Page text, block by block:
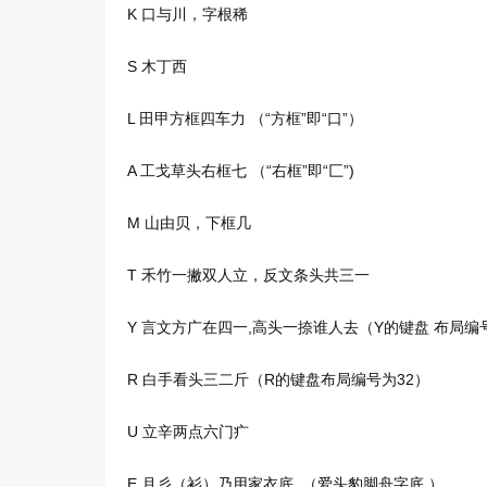
K 口与川，字根稀
S 木丁西
L 田甲方框四车力 （“方框”即“口”）
A 工戈草头右框七 （“右框”即“匚”)
M 山由贝，下框几
T 禾竹一撇双人立，反文条头共三一
Y 言文方广在四一,高头一捺谁人去（Y的键盘 布局编
R 白手看头三二斤（R的键盘布局编号为32）
U 立辛两点六门疒